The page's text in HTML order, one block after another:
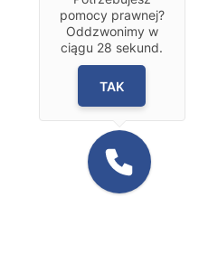
pomocy prawnej?
Oddzwonimy w
ciągu 28 sekund.
TAK